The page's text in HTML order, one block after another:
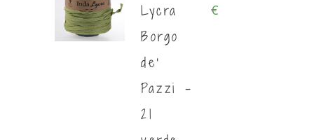
Lycra
Borgo
de'
Pazzi -
21
€